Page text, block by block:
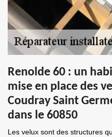
Renolde 60 : un
mise en place des
Coudray Saint
dans le 60850
Les velux sont des structures